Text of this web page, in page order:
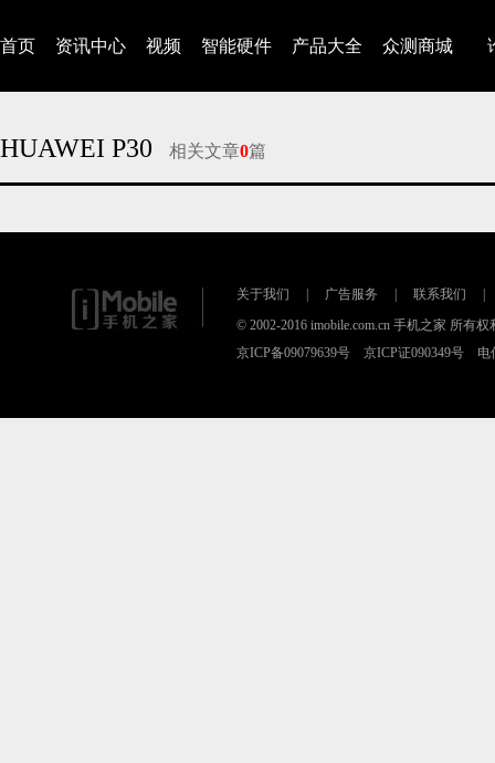
首页 资讯中心 视频 智能硬件 产品大全 众测商城
HUAWEI P30 相关文章0篇
关于我们 广告服务 联系我们
© 2002-2016 imobile.com.cn 手机之家 所有权
京ICP备09079639号 京ICP证090349号 电